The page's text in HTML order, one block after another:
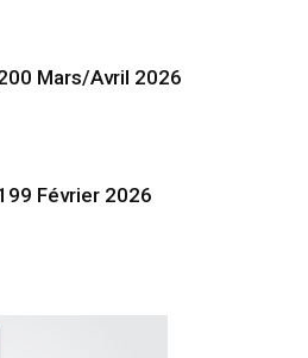
Mars/Avril 2026
Février 2026